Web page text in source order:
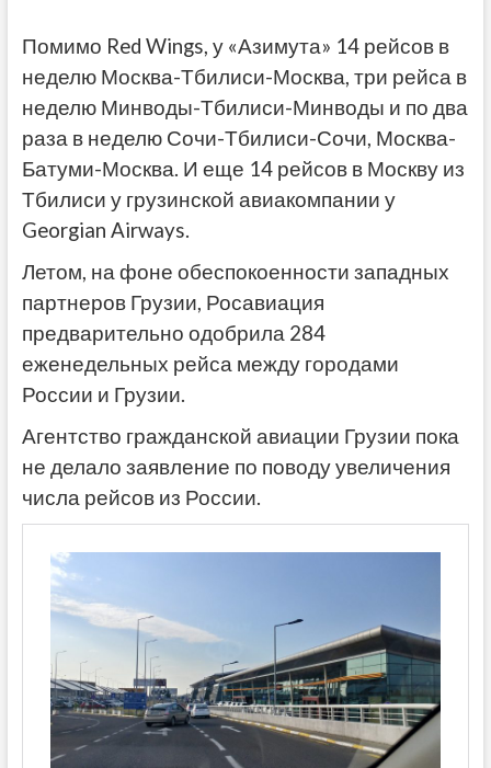
Помимо Red Wings, у «Азимута» 14 рейсов в
неделю Москва-Тбилиси-Москва, три рейса в
неделю Минводы-Тбилиси-Минводы и по два
раза в неделю Сочи-Тбилиси-Сочи, Москва-
Батуми-Москва. И еще 14 рейсов в Москву из
Тбилиси у грузинской авиакомпании у
Georgian Airways.
Летом, на фоне обеспокоенности западных
партнеров Грузии, Росавиация
предварительно одобрила 284
еженедельных рейса между городами
России и Грузии.
Агентство гражданской авиации Грузии пока
не делало заявление по поводу увеличения
числа рейсов из России.